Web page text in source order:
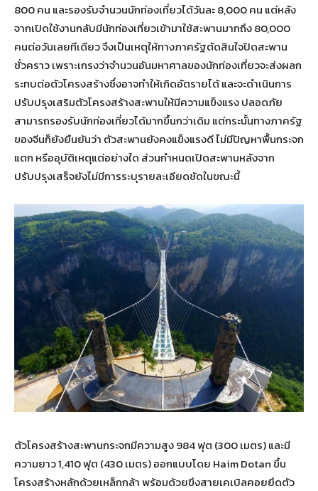
800 คน และรองรับจำนวนนักท่องเที่ยวได้วันละ 8,000 คน แต่หลัง
จากเปิดใช้งานกลับมีนักท่องเที่ยวเข้ามาใช้สะพานมากถึง 80,000
คนต่อวันเลยทีเดียว จึงเป็นเหตุให้ทางภาครัฐตัดสินใจปิดสะพาน
ชั่วคราว เพราะเกรงว่าจำนวนอันมหาศาลของนักท่องเที่ยวจะส่งผลก
ระทบต่อตัวโครงสร้างซึ่งอาจทำให้เกิดอัตรายได้ และจะดำเนินการ
ปรับปรุงเสริมตัวโครงสร้างสะพานให้มีความแข็งแรง ปลอดภัย
สามารถรองรับนักท่องเที่ยวได้มากขึ้นกว่าเดิม แต่กระนั้นทางภาครัฐ
ของจีนก็ยังยืนยันว่า ตัวสะพานยังคงแข็งแรงดี ไม่มีปัญหาพื้นกระจก
แตก หรืออุบัติเหตุแต่อย่างใด ส่วนกำหนดเปิดสะพานหลังจาก
ปรับปรุงเสร็จยังไม่มีการระบุรายละเอียดชัดในขณะนี้
ตัวโครงสร้างสะพานกระจกมีความสูง 984 ฟุต (300 เมตร) และมี
ความยาว 1,410 ฟุต (430 เมตร) ออกแบบโดย Haim Dotan ขึ้น
โครงสร้างหลักด้วยเหล็กกล้า พร้อมด้วยขึงสายเคเบิลคอยยึดตัว